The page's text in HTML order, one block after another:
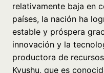
relativamente baja en
países, la nación ha
estable y próspera
innovación y la
productora de
Kyushu, que es